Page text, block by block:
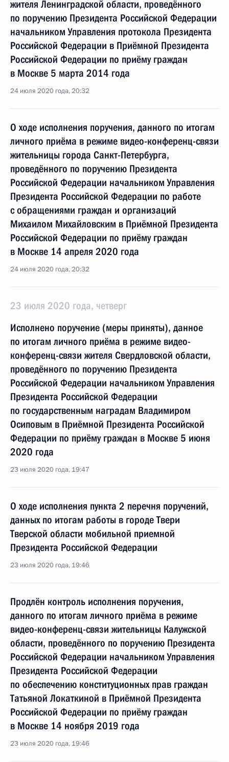
жителя Ленинградской области, проведённого
по поручению Президента Российской Федерации
начальником Управления протокола Президента
Российской Федерации в Приёмной Президента
Российской Федерации по приёму граждан
в Москве 5 марта 2014 года
24 июля 2020 года, 20:32
О ходе исполнения поручения, данного по итогам
личного приёма в режиме видео-конференц-связи
жительницы города Санкт-Петербурга,
проведённого по поручению Президента
Российской Федерации начальником Управления
Президента Российской Федерации по работе
с обращениями граждан и организаций
Михаилом Михайловским в Приёмной Президента
Российской Федерации по приёму граждан
в Москве 14 апреля 2020 года
24 июля 2020 года, 20:32
23 июля 2020 года, четверг
Исполнено поручение (меры приняты), данное
по итогам личного приёма в режиме видео-
конференц-связи жителя Свердловской области,
проведённого по поручению Президента
Российской Федерации начальником Управления
Президента Российской Федерации
по государственным наградам Владимиром
Осиповым в Приёмной Президента Российской
Федерации по приёму граждан в Москве 5 июня
2020 года
23 июля 2020 года, 19:47
О ходе исполнения пункта 2 перечня поручений,
данных по итогам работы в городе Твери
Тверской области мобильной приемной
Президента Российской Федерации
23 июля 2020 года, 19:46
Продлён контроль исполнения поручения,
данного по итогам личного приёма в режиме
видео-конференц-связи жительницы Калужской
области, проведённого по поручению Президента
Российской Федерации начальником Управления
Президента Российской Федерации
по обеспечению конституционных прав граждан
Татьяной Локаткиной в Приёмной Президента
Российской Федерации по приёму граждан
в Москве 14 ноября 2019 года
23 июля 2020 года, 19:46